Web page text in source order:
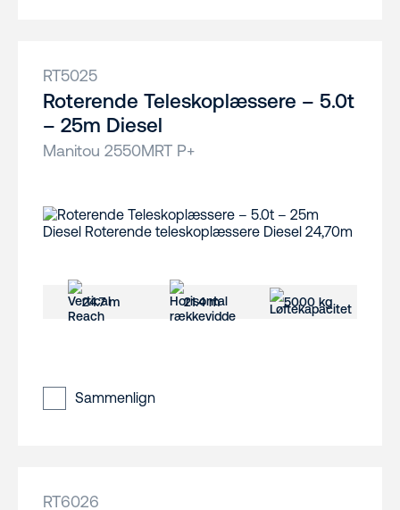
RT5025
Roterende Teleskoplæssere – 5.0t
– 25m Diesel
Manitou 2550MRT P+
24.7 m 21.4 m 5000 kg
Sammenlign
RT6026